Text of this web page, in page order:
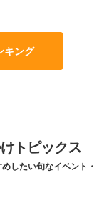
キング
トピックス
したい旬なイベント・